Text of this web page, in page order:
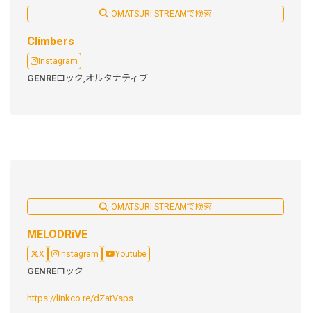
OMATSURI STREAMで検索
Climbers
Instagram
GENREロック, オルタナティブ
OMATSURI STREAMで検索
MELODRiVE
X Instagram Youtube
GENREロック
https://linkco.re/dZatVsps